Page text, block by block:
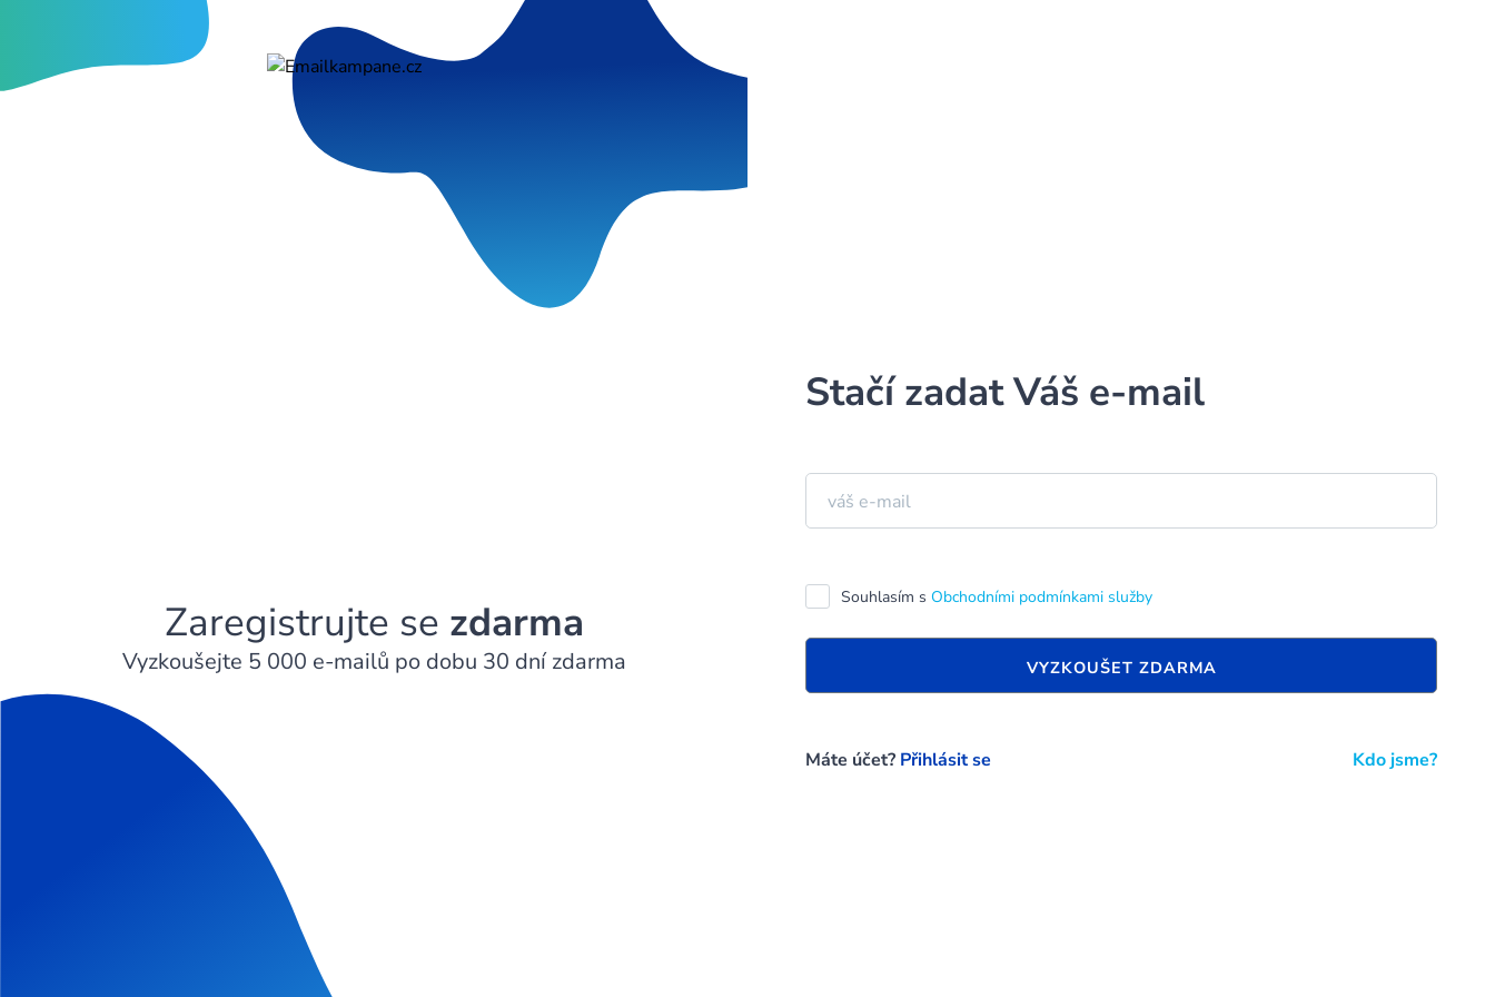
Zaregistrujte se zdarma
Vyzkoušejte 5 000 e-mailů po dobu 30 dní zdarma
Stačí zadat Váš e-mail
váš e-mail
Souhlasím s Obchodními podmínkami služby
VYZKOUŠET ZDARMA
Máte účet? Přihlásit se Kdo jsme?